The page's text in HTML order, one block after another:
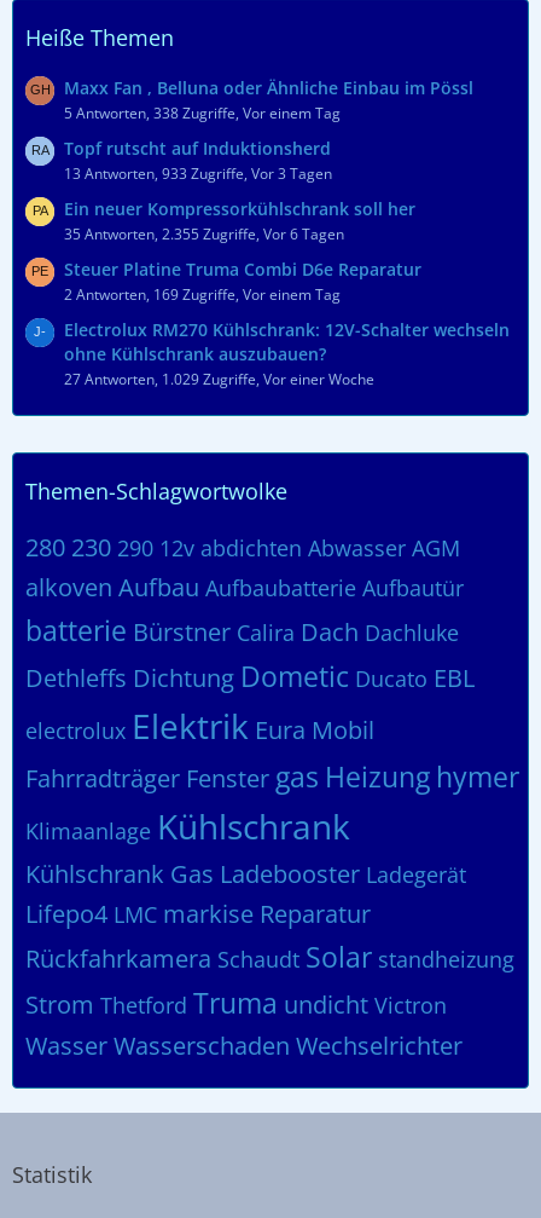
Heiße Themen
Maxx Fan , Belluna oder Ähnliche Einbau im Pössl
5 Antworten, 338 Zugriffe, Vor einem Tag
Topf rutscht auf Induktionsherd
13 Antworten, 933 Zugriffe, Vor 3 Tagen
Ein neuer Kompressorkühlschrank soll her
35 Antworten, 2.355 Zugriffe, Vor 6 Tagen
Steuer Platine Truma Combi D6e Reparatur
2 Antworten, 169 Zugriffe, Vor einem Tag
Electrolux RM270 Kühlschrank: 12V-Schalter wechseln
ohne Kühlschrank auszubauen?
27 Antworten, 1.029 Zugriffe, Vor einer Woche
Themen-Schlagwortwolke
280 230 290 12v abdichten Abwasser AGM
alkoven Aufbau Aufbaubatterie Aufbautür
batterie Bürstner Calira Dach Dachluke
Dethleffs Dichtung Dometic Ducato EBL
electrolux Elektrik Eura Mobil
Fahrradträger Fenster gas Heizung hymer
Klimaanlage Kühlschrank
Kühlschrank Gas Ladebooster Ladegerät
Lifepo4 LMC markise Reparatur
Rückfahrkamera Schaudt Solar standheizung
Strom Thetford Truma undicht Victron
WasserWasserschaden Wechselrichter
Statistik